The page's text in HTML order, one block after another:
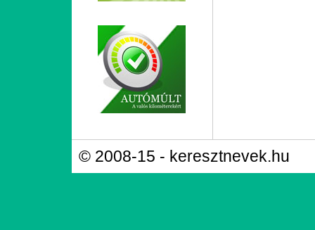
© 2008-15 - keresztnevek.hu